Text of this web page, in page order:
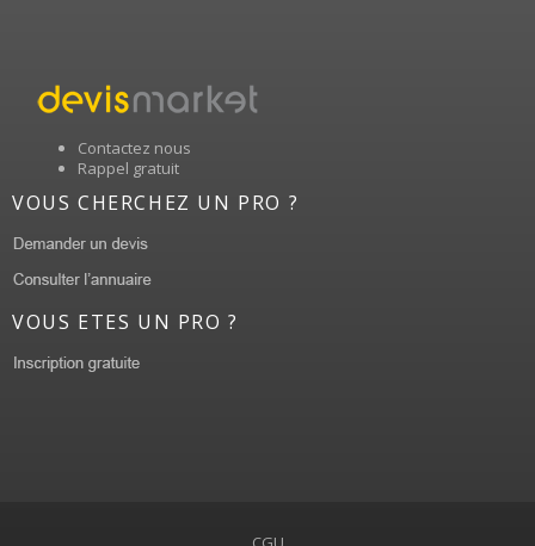
Contactez nous
Rappel gratuit
VOUS CHERCHEZ UN PRO ?
VOUS ETES UN PRO ?